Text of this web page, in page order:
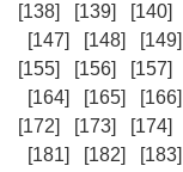
[138]
[139] [140]
[147]
[148] [149]
[155]
[156] [157]
[164]
[165] [166]
[172]
[173] [174]
[181]
[182] [183]